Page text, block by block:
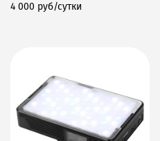
4 000 руб/сутки